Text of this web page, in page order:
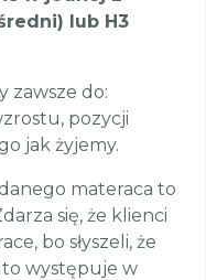
lub H3
zawsze do:
pozycji
jak żyjemy.
materaca to
się, że klienci
bo słyszeli, że
występuje w